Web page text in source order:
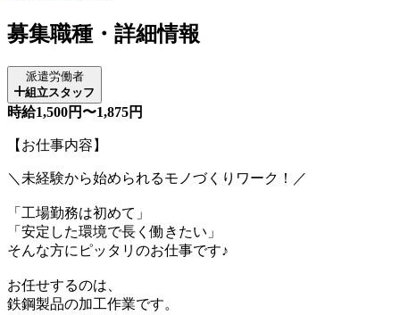
募集職種・詳細情報
派遣労働者
組立スタッフ
時給1,500円〜1,875円
【お仕事内容】
＼未経験から始められるモノづくりワーク！／
「工場勤務は初めて」
「安定した環境で長く働きたい」
そんな方にピッタリのお仕事です♪
お任せするのは、
鉄鋼製品の加工作業です。